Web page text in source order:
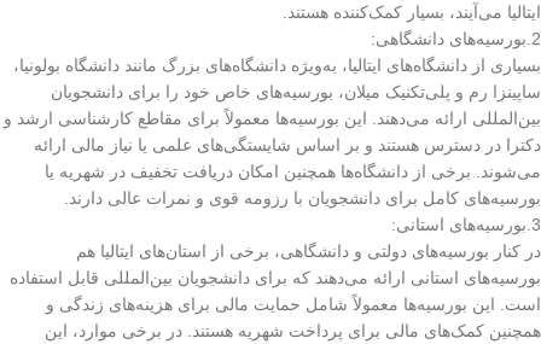
ایتالیا می‌آیند، بسیار کمک‌کننده هستند.
2.بورسیه‌های دانشگاهی
:
بسیاری از دانشگاه‌های ایتالیا، به‌ویژه دانشگاه‌های بزرگ مانند دانشگاه بولونیا،
ساپینزا رم و پلی‌تکنیک میلان، بورسیه‌های خاص خود را برای دانشجویان
بین‌المللی ارائه می‌دهند. این بورسیه‌ها معمولاً برای مقاطع کارشناسی ارشد و
دکترا در دسترس هستند و بر اساس شایستگی‌های علمی یا نیاز مالی ارائه
می‌شوند. برخی از دانشگاه‌ها همچنین امکان دریافت تخفیف در شهریه یا
بورسیه‌های کامل برای دانشجویان با رزومه قوی و نمرات عالی دارند.
3.بورسیه‌های استانی
:
در کنار بورسیه‌های دولتی و دانشگاهی، برخی از استان‌های ایتالیا هم
بورسیه‌های استانی ارائه می‌دهند که برای دانشجویان بین‌المللی قابل استفاده
است. این بورسیه‌ها معمولاً شامل حمایت مالی برای هزینه‌های زندگی و
همچنین کمک‌های مالی برای پرداخت شهریه هستند. در برخی موارد، این